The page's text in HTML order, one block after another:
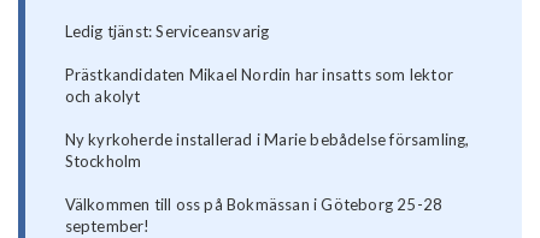
Ledig tjänst: Serviceansvarig
Prästkandidaten Mikael Nordin har insatts som lektor
och akolyt
Ny kyrkoherde installerad i Marie bebådelse församling,
Stockholm
Välkommen till oss på Bokmässan i Göteborg 25-28
september!